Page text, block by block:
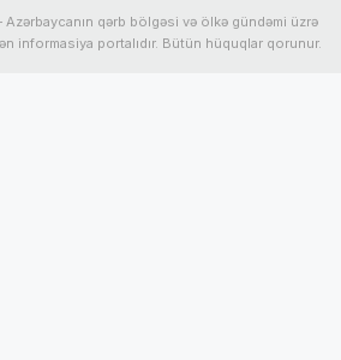
qərb bölgəsi və ölkə gündəmi üzrə
informasiya portalıdır. Bütün hüquqlar qorunur.